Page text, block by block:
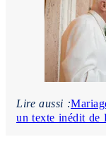
Lire aussi :
un texte inédit